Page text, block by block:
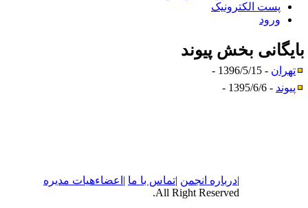
پست الکترونیک
ورود
بخشپیوند
تهران- 1396/5/15 -
پیوند- 1395/6/6 -
دربارهانجمن|تماس با ما|اعضاءهیات مدیره
All Right Reserved.